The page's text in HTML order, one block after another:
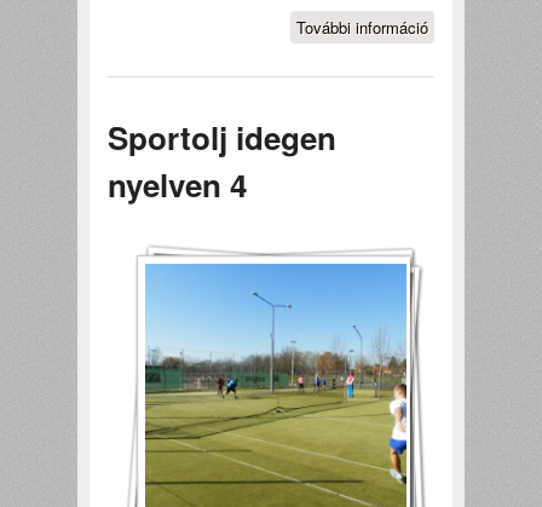
További információ
NYELVEN
Sportolj idegen
nyelven 4